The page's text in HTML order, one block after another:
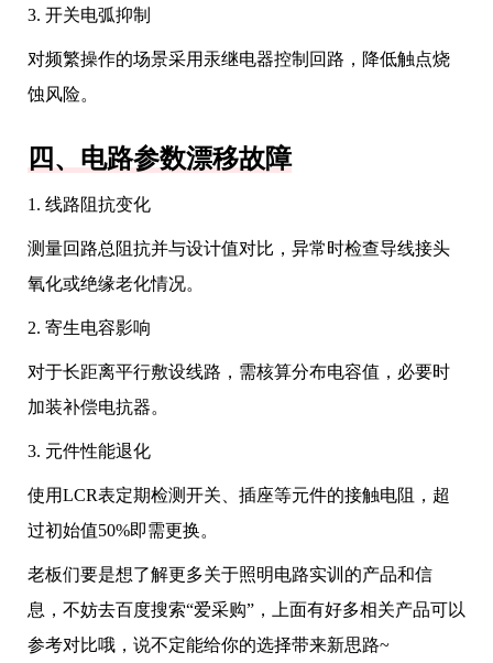
3. 开关电弧抑制
对频繁操作的场景采用汞继电器控制回路，降低触点烧
蚀风险。
四、电路参数漂移故障
1. 线路阻抗变化
测量回路总阻抗并与设计值对比，异常时检查导线接头
氧化或绝缘老化情况。
2. 寄生电容影响
对于长距离平行敷设线路，需核算分布电容值，必要时
加装补偿电抗器。
3. 元件性能退化
使用LCR表定期检测开关、插座等元件的接触电阻，超
过初始值50%即需更换。
老板们要是想了解更多关于照明电路实训的产品和信
息，不妨去百度搜索“爱采购”，上面有好多相关产品可以
参考对比哦，说不定能给你的选择带来新思路~